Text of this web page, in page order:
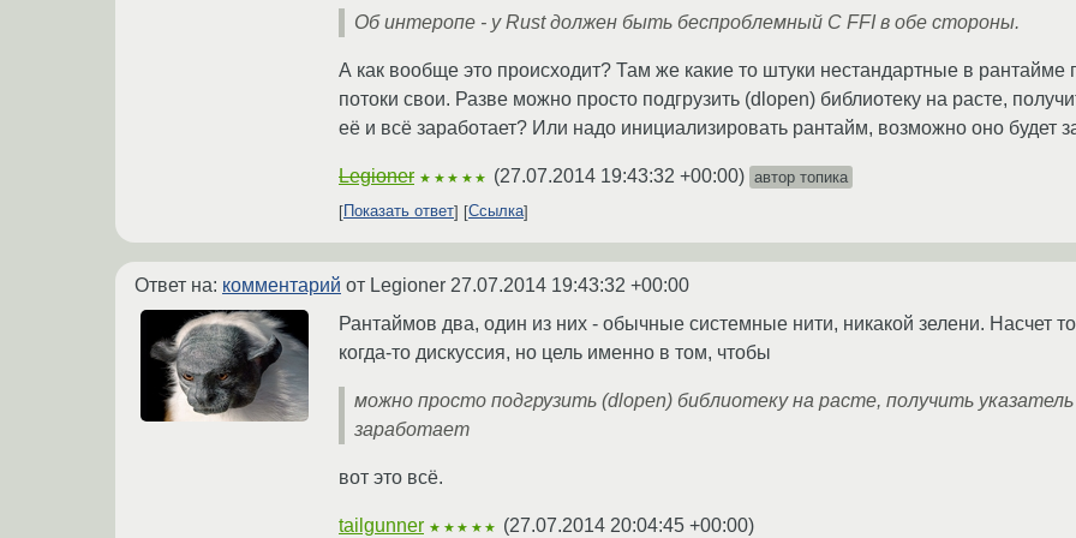
Об интеропе - у Rust должен быть беспроблемный C FFI в обе стороны.
А как вообще это происходит? Там же какие то штуки нестандартные в рантайме
потоки свои. Разве можно просто подгрузить (dlopen) библиотеку на расте,
её и всё заработает? Или надо инициализировать рантайм, возможно оно будет
Legioner ★★★★★ (27.07.2014 19:43:32 +00:00) автор топика
Показать ответ
Ссылка
Ответ на: комментарий от Legioner 27.07.2014 19:43:32 +00:00
Рантаймов два, один из них - обычные системные нити, никакой зелени. Насчет
когда-то дискуссия, но цель именно в том, чтобы
можно просто подгрузить (dlopen) библиотеку на расте, получить
заработает
вот это всё.
tailgunner ★★★★★ (27.07.2014 20:04:45 +00:00)